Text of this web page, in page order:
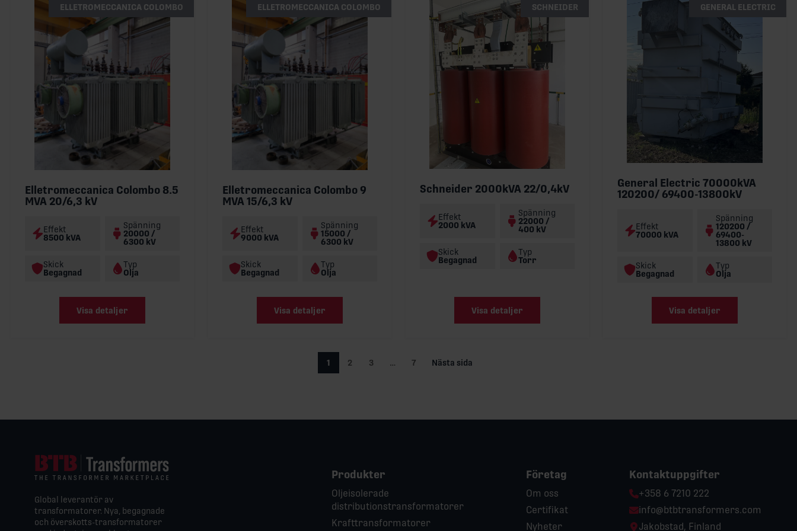
ELLETROMECCANICA COLOMBO
Elletromeccanica Colombo 8.5
MVA 20/6,3 kV
Effekt
8500 kVA
Spänning
20000 /
6300 kV
Skick
Begagnad
Typ
Olja
Visa detaljer
ELLETROMECCANICA COLOMBO
Elletromeccanica Colombo 9
MVA 15/6,3 kV
Effekt
9000 kVA
Spänning
15000 /
6300 kV
Skick
Begagnad
Typ
Olja
Visa detaljer
SCHNEIDER
Schneider 2000kVA 22/0,4kV
Effekt
2000 kVA
Spänning
22000 /
400 kV
Skick
Begagnad
Typ
Torr
Visa detaljer
GENERAL ELECTRIC
General Electric 70000kVA
120200/ 69400-13800kV
Effekt
70000 kVA
Spänning
120200 /
69400-
13800 kV
Skick
Begagnad
Typ
Olja
Visa detaljer
1 2 3 … 7 Nästa sida
Global leverantör av
transformatorer. Nya, begagnade
och överskotts-transformatorer
Produkter
Oljeisolerade
distributionstransformatorer
Krafttransformatorer
Företag
Om oss
Certifikat
Nyheter
Kontaktuppgifter
Phone:
+358 6 7210 222
Email:
info@btbtransformers.com
Location:
Jakobstad, Finland